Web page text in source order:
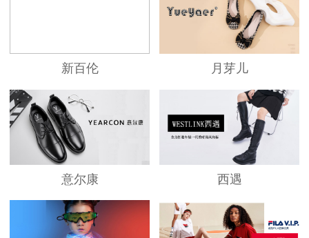
新百伦 月芽儿
意尔康 西遇